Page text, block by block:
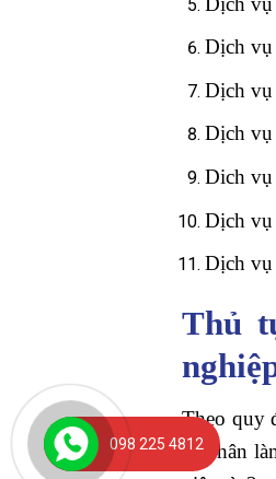
Dịch vụ
Dịch vụ
Dịch vụ
Dich vụ
Dịch vụ
Dịch vụ
Thủ
Theo quy
cá nhân
098 225 4812